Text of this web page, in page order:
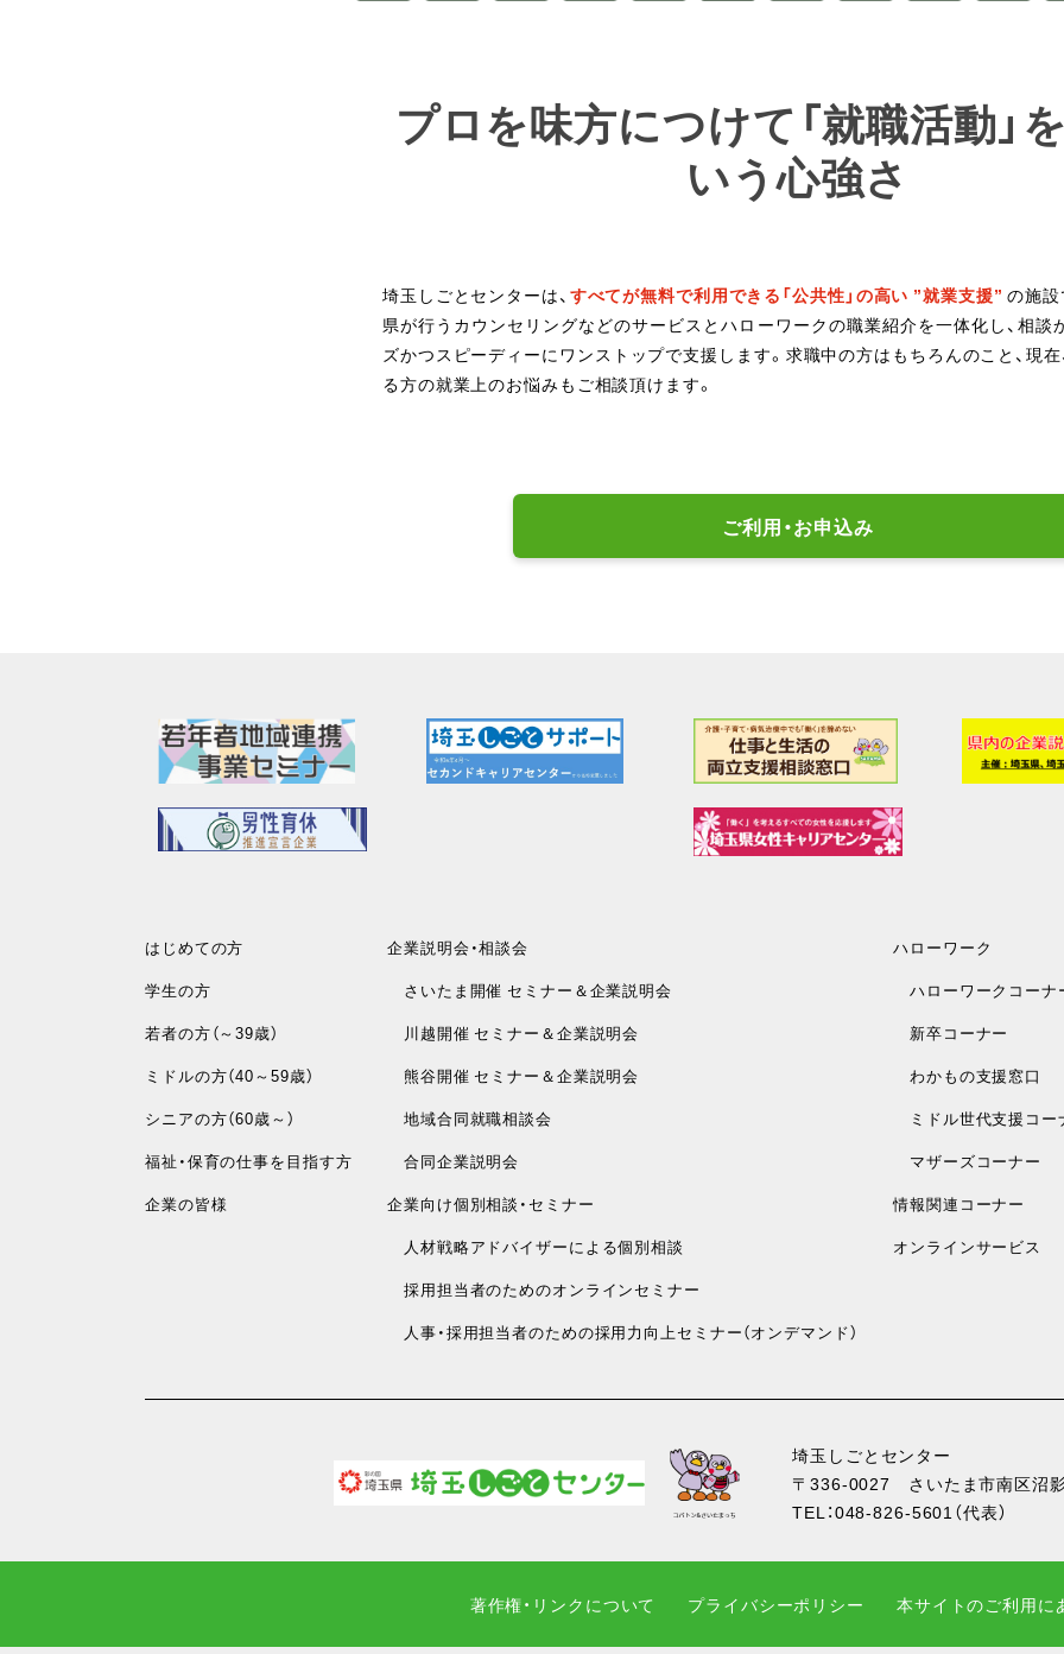
プロを味方につけて「就職活動」
いう心強さ
埼玉しごとセンターは、 すべてが無料で利用できる「公共性」の高い ”就業支援” の施設
県が行うカウンセリングなどのサービスとハローワークの職業紹介を一体化し、相談
ズかつスピーディーにワンストップで支援します。求職中の方はもちろんのこと、現
る方の就業上のお悩みもご相談頂けます。
ご利用・お申込み
はじめての方
学生の方
若者の方（～39歳）
ミドルの方（40～59歳）
シニアの方（60歳～）
福祉・保育の仕事を目指す方
企業の皆様
企業説明会・相談会
さいたま開催 セミナー＆企業説明会
川越開催 セミナー＆企業説明会
熊谷開催 セミナー＆企業説明会
地域合同就職相談会
合同企業説明会
企業向け個別相談・セミナー
人材戦略アドバイザーによる個別相談
採用担当者のためのオンラインセミナー
人事・採用担当者のための採用力向上セミナー（オンデマンド）
ハローワーク
ハローワークコーナ
新卒コーナー
わかもの支援窓口
ミドル世代支援コー
マザーズコーナー
情報関連コーナー
オンラインサービス
埼玉しごとセンター
〒336-0027 さいたま市南区沼
TEL：048-826-5601（代表）
著作権・リンクについて プライバシーポリシー 本サイトのご利用に